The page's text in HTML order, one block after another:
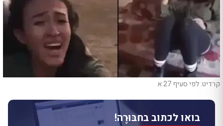
קרדיט: לפי סעיף 27 א
בואו לכתוב בחבּוּרֶה!